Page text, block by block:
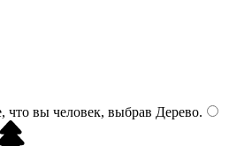
что вы человек, выбрав Дерево.